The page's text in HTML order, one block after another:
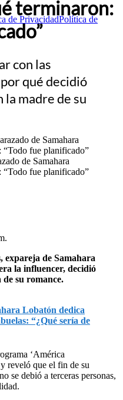
de PrivacidadPolítica de
terminaron:
con las
qué decidió
madre de su
de Samahara
fue planificado”
expareja de Samahara
la influencer, decidió
su romance.
Lobatón dedica
“¿Qué sería de
‘América
reveló que el fin de su
se debió a terceras personas,